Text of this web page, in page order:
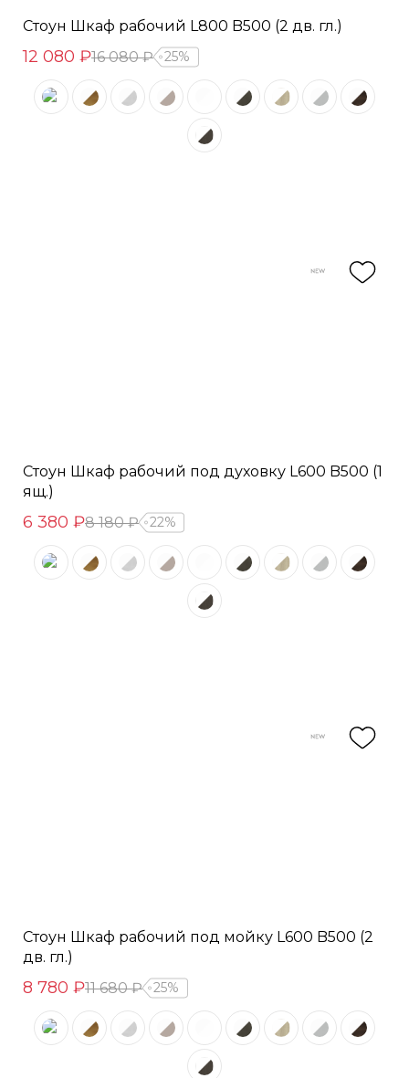
Стоун Шкаф рабочий L800 B500 (2 дв. гл.)
12 080 ₽16 080 ₽ 25%
Стоун Шкаф рабочий под духовку L600 B500 (1
ящ.)
6 380 ₽8 180 ₽ 22%
Стоун Шкаф рабочий под мойку L600 B500 (2
дв. гл.)
8 780 ₽11 680 ₽ 25%